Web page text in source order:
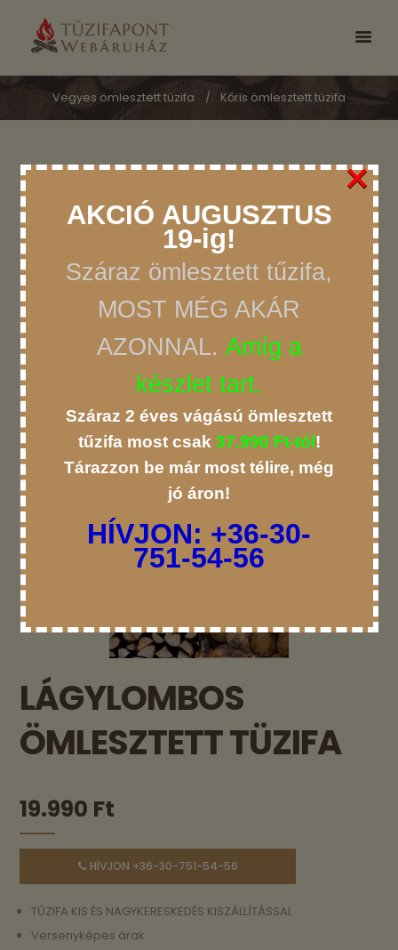
Vegyes ömlesztett tüzifa Kőris ömlesztett tüzifa
LÁGYLOMBOS
ÖMLESZTETT TÜZIFA
19.990 Ft
HÍVJON +36-30-751-54-56
TŰZIFA KIS ÉS NAGYKERESKEDÉS KISZÁLLÍTÁSSAL
Versenyképes árak
AKCIÓ AUGUSZTUS
19-ig!
Száraz ömlesztett tűzifa,
MOST MÉG AKÁR
AZONNAL. Amíg a
készlet tart.
Száraz 2 éves vágású ömlesztett
tűzifa most csak 37.990 Ft-tól!
Tárazzon be már most télire, még
jó áron!
HÍVJON: +36-30-
751-54-56
×